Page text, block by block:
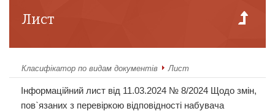
Лист
Класифікатор по видам документів Лист
Інформаційний лист від 11.03.2024 № 8/2024 Щодо змін,
пов`язаних з перевіркою відповідності набувача